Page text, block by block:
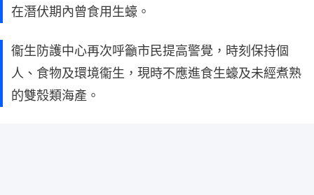
在潛伏期內曾食用生蠔。
衞生防護中心再次呼籲市民提高警覺，時刻保持個
人、食物及環境衞生，現時不應進食生蠔及未經煮熟
的雙殼類海產。